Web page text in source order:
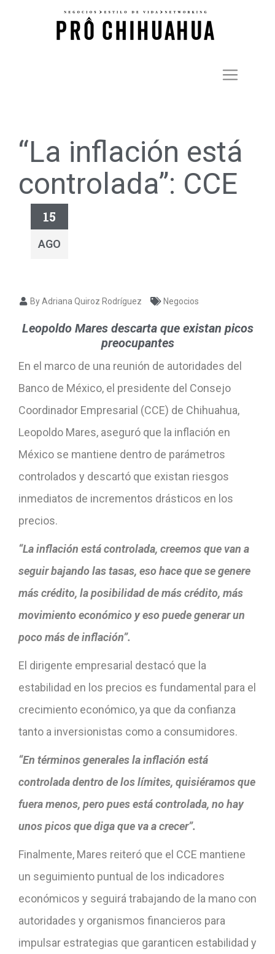
“La inflación está
controlada”: CCE
15
AGO
By Adriana Quiroz Rodríguez Negocios
Leopoldo Mares descarta que existan picos
preocupantes
En el marco de una reunión de autoridades del
Banco de México, el presidente del Consejo
Coordinador Empresarial (CCE) de Chihuahua,
Leopoldo Mares, aseguró que la inflación en
México se mantiene dentro de parámetros
controlados y descartó que existan riesgos
inmediatos de incrementos drásticos en los
precios.
“La inflación está controlada, creemos que van a
seguir bajando las tasas, eso hace que se genere
más crédito, la posibilidad de más crédito, más
movimiento económico y eso puede generar un
poco más de inflación”.
El dirigente empresarial destacó que la
estabilidad en los precios es fundamental para el
crecimiento económico, ya que da confianza
tanto a inversionistas como a consumidores.
“En términos generales la inflación está
controlada dentro de los límites, quisiéramos que
fuera menos, pero pues está controlada, no hay
unos picos que diga que va a crecer”.
Finalmente, Mares reiteró que el CCE mantiene
un seguimiento puntual de los indicadores
económicos y seguirá trabajando de la mano con
autoridades y organismos financieros para
impulsar estrategias que garanticen estabilidad y